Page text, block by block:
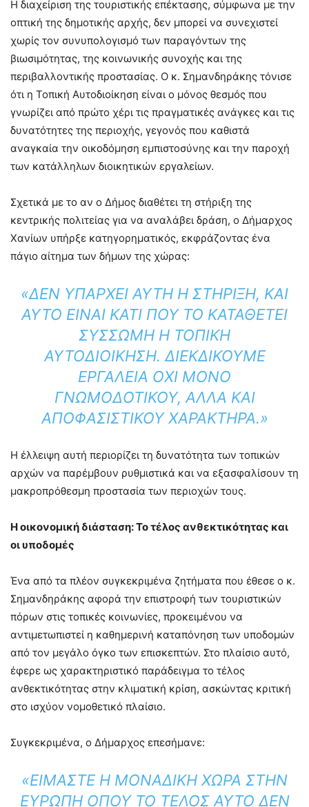
Η διαχείριση της τουριστικής επέκτασης, σύμφωνα με την
οπτική της δημοτικής αρχής, δεν μπορεί να συνεχιστεί
χωρίς τον συνυπολογισμό των παραγόντων της
βιωσιμότητας, της κοινωνικής συνοχής και της
περιβαλλοντικής προστασίας. Ο κ. Σημανδηράκης τόνισε
ότι η Τοπική Αυτοδιοίκηση είναι ο μόνος θεσμός που
γνωρίζει από πρώτο χέρι τις πραγματικές ανάγκες και τις
δυνατότητες της περιοχής, γεγονός που καθιστά
αναγκαία την οικοδόμηση εμπιστοσύνης και την παροχή
των κατάλληλων διοικητικών εργαλείων.
Σχετικά με το αν ο Δήμος διαθέτει τη στήριξη της
κεντρικής πολιτείας για να αναλάβει δράση, ο Δήμαρχος
Χανίων υπήρξε κατηγορηματικός, εκφράζοντας ένα
πάγιο αίτημα των δήμων της χώρας:
«ΔΕΝ ΥΠΆΡΧΕΙ ΑΥΤΉ Η ΣΤΉΡΙΞΗ, ΚΑΙ
ΑΥΤΌ ΕΊΝΑΙ ΚΆΤΙ ΠΟΥ ΤΟ ΚΑΤΑΘΈΤΕΙ
ΣΎΣΣΩΜΗ Η ΤΟΠΙΚΉ
ΑΥΤΟΔΙΟΊΚΗΣΗ. ΔΙΕΚΔΙΚΟΎΜΕ
ΕΡΓΑΛΕΊΑ ΌΧΙ ΜΌΝΟ
ΓΝΩΜΟΔΟΤΙΚΟΎ, ΑΛΛΆ ΚΑΙ
ΑΠΟΦΑΣΙΣΤΙΚΟΎ ΧΑΡΑΚΤΉΡΑ.»
Η έλλειψη αυτή περιορίζει τη δυνατότητα των τοπικών
αρχών να παρέμβουν ρυθμιστικά και να εξασφαλίσουν τη
μακροπρόθεσμη προστασία των περιοχών τους.
Η οικονομική διάσταση: Το τέλος ανθεκτικότητας και
οι υποδομές
Ένα από τα πλέον συγκεκριμένα ζητήματα που έθεσε ο κ.
Σημανδηράκης αφορά την επιστροφή των τουριστικών
πόρων στις τοπικές κοινωνίες, προκειμένου να
αντιμετωπιστεί η καθημερινή καταπόνηση των υποδομών
από τον μεγάλο όγκο των επισκεπτών. Στο πλαίσιο αυτό,
έφερε ως χαρακτηριστικό παράδειγμα το τέλος
ανθεκτικότητας στην κλιματική κρίση, ασκώντας κριτική
στο ισχύον νομοθετικό πλαίσιο.
Συγκεκριμένα, ο Δήμαρχος επεσήμανε:
«ΕΊΜΑΣΤΕ Η ΜΟΝΑΔΙΚΉ ΧΏΡΑ ΣΤΗΝ
ΕΥΡΏΠΗ ΌΠΟΥ ΤΟ ΤΈΛΟΣ ΑΥΤΌ ΔΕΝ